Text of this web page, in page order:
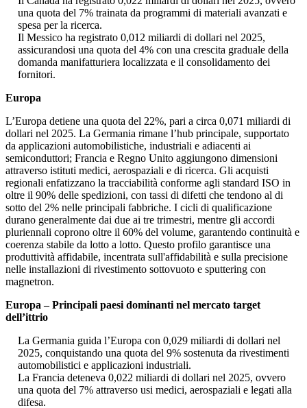
una quota del 7% trainata da programmi di materiali avanzati e
spesa per la ricerca.
Il Messico ha registrato 0,012 miliardi di dollari nel 2025,
assicurandosi una quota del 4% con una crescita graduale della
domanda manifatturiera localizzata e il consolidamento dei
fornitori.
Europa
L’Europa detiene una quota del 22%, pari a circa 0,071 miliardi di
dollari nel 2025. La Germania rimane l’hub principale, supportato
da applicazioni automobilistiche, industriali e adiacenti ai
semiconduttori; Francia e Regno Unito aggiungono dimensioni
attraverso istituti medici, aerospaziali e di ricerca. Gli acquisti
regionali enfatizzano la tracciabilità conforme agli standard ISO in
oltre il 90% delle spedizioni, con tassi di difetti che tendono al di
sotto del 2% nelle principali fabbriche. I cicli di qualificazione
durano generalmente dai due ai tre trimestri, mentre gli accordi
pluriennali coprono oltre il 60% del volume, garantendo continuità e
coerenza stabile da lotto a lotto. Questo profilo garantisce una
produttività affidabile, incentrata sull'affidabilità e sulla precisione
nelle installazioni di rivestimento sottovuoto e sputtering con
magnetron.
Europa – Principali paesi dominanti nel mercato target
dell’ittrio
La Germania guida l’Europa con 0,029 miliardi di dollari nel
2025, conquistando una quota del 9% sostenuta da rivestimenti
automobilistici e applicazioni industriali.
La Francia deteneva 0,022 miliardi di dollari nel 2025, ovvero
una quota del 7% attraverso usi medici, aerospaziali e legati alla
difesa.